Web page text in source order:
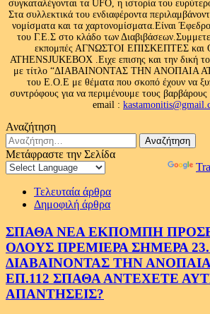
συγκαταλέγονται τα UFO, η ιστορία του
Στα συλλεκτικά του ενδιαφέροντα
νομίσματα και τα χαρτονομίσματα.Είναι
του Γ.Ε.Σ στο κλάδο των
εκπομπές ΑΓΝΩΣΤΟΙ ΕΠΙΣΚΕΠΤΕΣ και
ATHENSJUKEBOX .Ειχε επισης και την δική
με τίτλο “ΔΙΑΒΑΙΝΟΝΤΑΣ ΤΗΝ ΑΝΟΠΑΙΑ
του Ε.Ο.Ε με θέματα που σκοπό έχουν να
συντρόφους για να περιμένουμε τους
email :
Αναζήτηση
Αναζήτηση
για:
Μετάφραστε την Σελίδα
Τελευταία άρθρα
Δημοφιλή άρθρα
ΣΠΑΘΑ ΝΕΑ ΕΚΠΟΜΠΗ
ΟΛΟΥΣ ΠΡΕΜΙΕΡΑ ΣΗΜΕΡΑ
ΔΙΑΒΑΙΝΟΝΤΑΣ ΤΗΝ ΑΝΟΠΑΙΑ
ΕΠ.112 ΣΠΑΘΑ ΑΝΤΕΧΕΤΕ
ΑΠΑΝΤΗΣΕΙΣ?